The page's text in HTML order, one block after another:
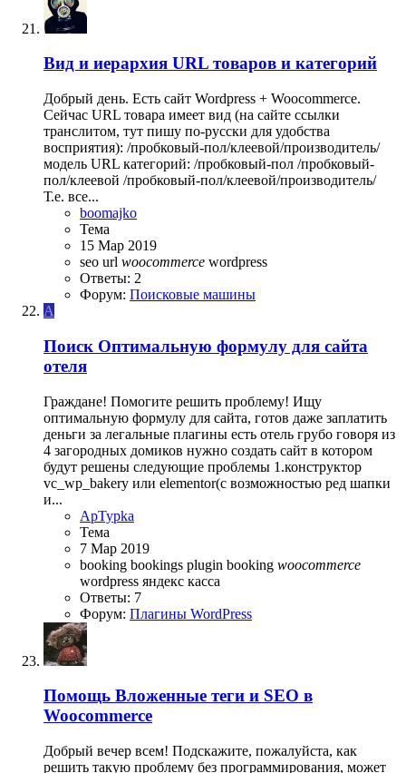
Вид и иерархия URL товаров и категорий
Добрый день. Есть сайт Wordpress + Woocommerce.
Сейчас URL товара имеет вид (на сайте ссылки
транслитом, тут пишу по-русски для удобства
восприятия): /пробковый-пол/клеевой/производитель/
модель URL категорий: /пробковый-пол /пробковый-
пол/клеевой /пробковый-пол/клеевой/производитель/
Т.е. все...
boomajko
Тема
15 Мар 2019
seo url woocommerce wordpress
Ответы: 2
Форум: Поисковые машины
A
Поиск Оптимальную формулу для сайта
отеля
Граждане! Помогите решить проблему! Ищу
оптимальную формулу для сайта, готов даже заплатить
деньги за легальные плагины есть отель грубо говоря из
4 загородных домиков нужно создать сайт в котором
будут решены следующие проблемы 1.конструктор
vc_wp_bakery или elementor(с возможностью ред шапки
и...
ApTypka
Тема
7 Мар 2019
booking bookings plugin booking woocommerce
wordpress яндекс касса
Ответы: 7
Форум: Плагины WordPress
Помощь Вложенные теги и SEO в
Woocommerce
Добрый вечер всем! Подскажите, пожалуйста, как
решить такую проблему без программирования, может